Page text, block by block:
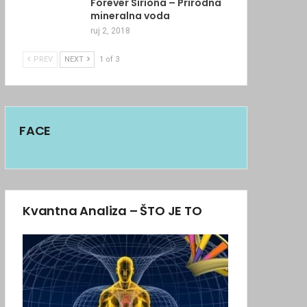
Forever Siriona – Prirodna
mineralna voda
ruj 2, 2018
PREV NEXT 1 of 3
FACE
Kvantna Analiza – ŠTO JE TO